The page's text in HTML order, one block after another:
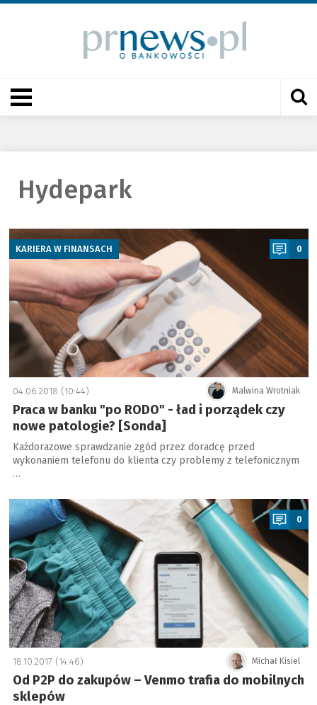
Hydepark
a
KARIERA W FINANSACH 0
Malwina Wrotniak
04.06.2018 (10:44)
Praca w banku "po RODO" - ład i porządek czy
nowe patologie? [Sonda]
Każdorazowe sprawdzanie zgód przez doradcę przed
wykonaniem telefonu do klienta czy problemy z telefonicznym
…
a
0
Michał Kisiel
18.10.2017 (14:46)
Od P2P do zakupów – Venmo trafia do mobilnych
sklepów